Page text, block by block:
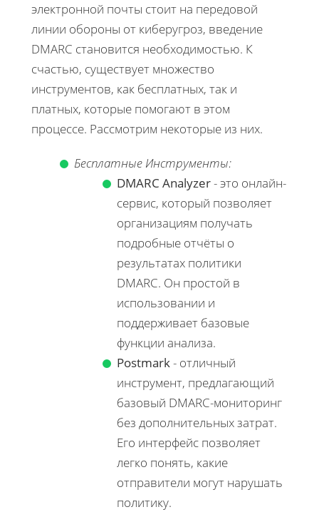
электронной почты стоит на передовой
линии обороны от киберугроз, введение
DMARC становится необходимостью. К
счастью, существует множество
инструментов, как бесплатных, так и
платных, которые помогают в этом
процессе. Рассмотрим некоторые из них.
Бесплатные Инструменты:
DMARC Analyzer- это онлайн-
сервис, который позволяет
организациям получать
подробные отчёты о
результатах политики
DMARC. Он простой в
использовании и
поддерживает базовые
функции анализа.
Postmark- отличный
инструмент, предлагающий
базовый DMARC-мониторинг
без дополнительных затрат.
Его интерфейс позволяет
легко понять, какие
отправители могут нарушать
политику.